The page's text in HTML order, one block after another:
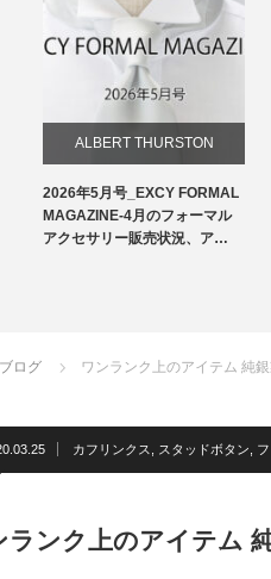
ALBERT THURSTON
お知らせ
フォーマルアクセサリー
洲鎌ブログ
2026年5月号_EXCY FORMAL
MAGAZINE-4月のフォーマル
アクセサリー販売状況、ア…
ログ ワンランク上のアイテム 純
カフリンクス スタッドボタン
ランク上のアイテム